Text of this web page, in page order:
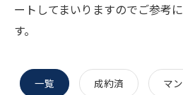
ートしてまいりますのでご参考
す。
一覧 成約済 マ